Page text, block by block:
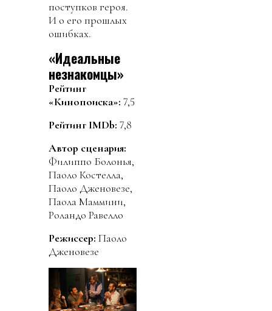
поступков героя.
И о его прошлых
ошибках.
«Идеальные
незнакомцы»
Рейтинг
«Кинопоиска»: 7,5
Рейтинг IMDb: 7,8
Автор сценария:
Филиппо Болонья,
Паоло Костелла,
Паоло Дженовезе,
Паола Маммини,
Роландо Равелло
Режиссер: Паоло
Дженовезе